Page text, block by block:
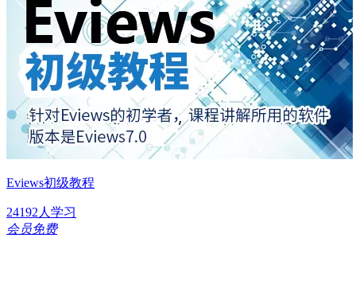
Eviews初级教程
24192人学习
会员免费